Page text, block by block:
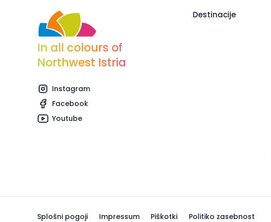
In all colours of
Northwest Istria
Instagram
Facebook
Youtube
Destinacije
Splošni pogoji Impressum Piškotki Politiko zasebnost